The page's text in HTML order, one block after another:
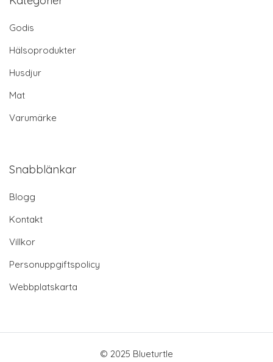
Godis
Hälsoprodukter
Husdjur
Mat
Varumärke
Snabblänkar
Blogg
Kontakt
Villkor
Personuppgiftspolicy
Webbplatskarta
© 2025 Blueturtle